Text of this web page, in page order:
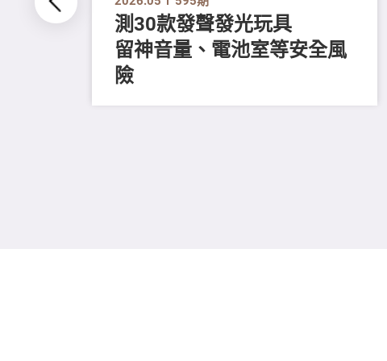
測30款發聲發光玩具
留神音量、電池室等安全風
險